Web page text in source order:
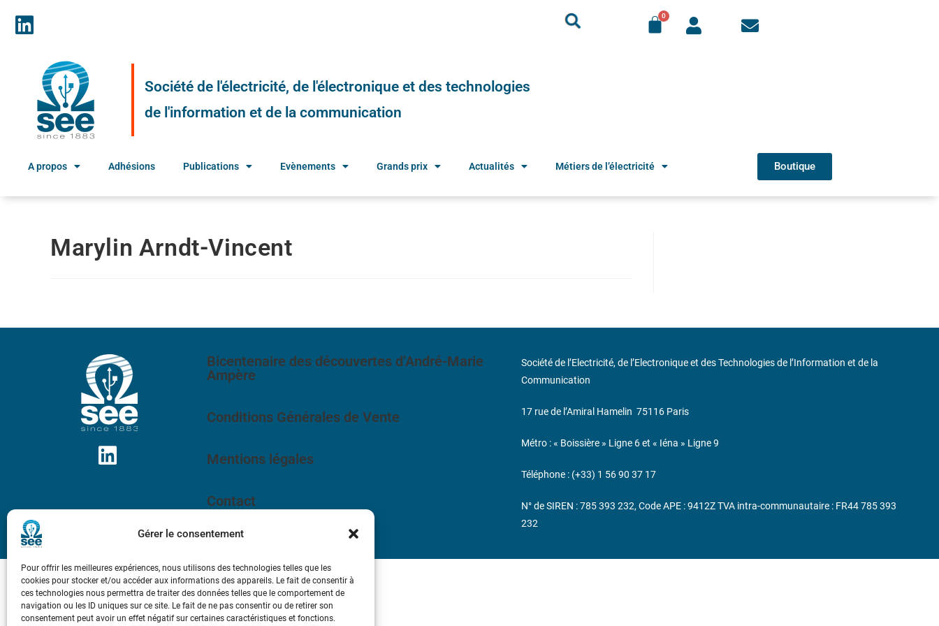
Gérer le consentement
Pour offrir les meilleures expériences, nous utilisons des technologies telles que les
cookies pour stocker et/ou accéder aux informations des appareils. Le fait de consentir à
ces technologies nous permettra de traiter des données telles que le comportement de
navigation ou les ID uniques sur ce site. Le fait de ne pas consentir ou de retirer son
consentement peut avoir un effet négatif sur certaines caractéristiques et fonctions.
Société de l'électricité, de l'électronique et des technologies
de l'information et de la communication
A propos Adhésions Publications Evènements Grands prix Actualités Métiers de l’électricité Boutique
Marylin Arndt-Vincent
Bicentenaire des découvertes d’André-Marie
Ampère
Conditions Générales de Vente
Mentions légales
Contact
Société de l’Electricité, de l’Electronique et des Technologies de l’Information et de la
Communication
17 rue de l’Amiral Hamelin 75116 Paris
Métro : « Boissière » Ligne 6 et « Iéna » Ligne 9
Téléphone : (+33) 1 56 90 37 17
N° de SIREN : 785 393 232, Code APE : 9412Z TVA intra-communautaire : FR44 785 393
232